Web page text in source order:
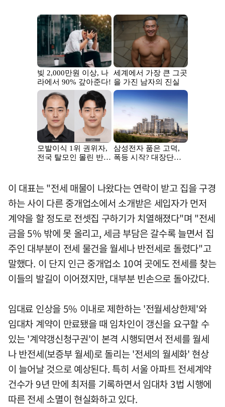
이 대표는 "전세 매물이 나왔다는 연락이 받고 집을 구경
하는 사이 다른 중개업소에서 소개받은 세입자가 먼저
계약을 할 정도로 전셋집 구하기가 치열해졌다"며 "전세
금을 5% 밖에 못 올리고, 세금 부담은 갈수록 늘면서 집
주인 대부분이 전세 물건을 월세나 반전세로 돌렸다"고
말했다. 이 단지 인근 중개업소 10여 곳에도 전세를 찾는
이들의 발길이 이어졌지만, 대부분 빈손으로 돌아갔다.
임대료 인상을 5% 이내로 제한하는 '전월세상한제'와
임대차 계약이 만료됐을 때 임차인이 갱신을 요구할 수
있는 '계약갱신청구권'이 본격 시행되면서 전세를 월세
나 반전세(보증부 월세)로 돌리는 '전세의 월세화' 현상
이 늘어날 것으로 예상된다. 특히 서울 아파트 전세계약
건수가 9년 만에 최저를 기록하면서 임대차 3법 시행에
따른 전세 소멸이 현실화하고 있다.